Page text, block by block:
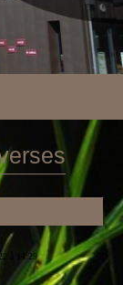
à 14:29